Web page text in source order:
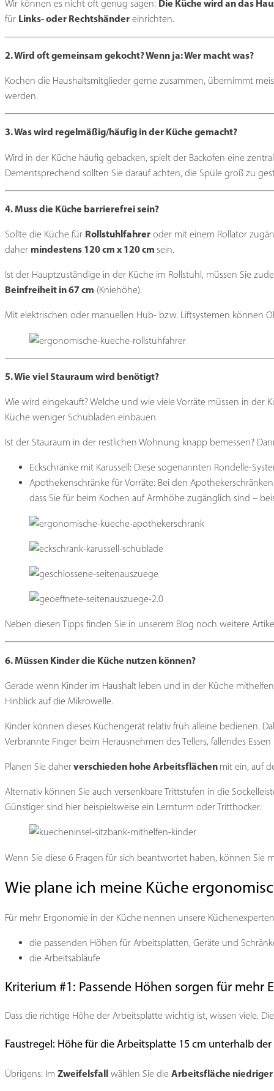
Wir können es nicht oft genug sagen: Die Küche wird an das
für Links- oder Rechtshänder einrichten.
2. Wird oft gemeinsam gekocht? Wenn ja: Wer macht was?
Kochen die Haushaltsmitglieder gerne zusammen, übernimmt
werden.
3. Was wird regelmäßig/häufig in der Küche gemacht?
Wird in der Küche häufig gebacken, spielt der Backofen eine
Dementsprechend sollten Sie darauf achten, die Spüle groß zu
4. Muss die Küche barrierefrei sein?
Sollte die Küche für Rollstuhlfahrer oder mit einem Rollator
daher mindestens 120 cm x 120 cm sein.
Ist der Hauptzuständige in der Küche im Rollstuhl, müssen Sie
Beinfreiheit in 67 cm (Kniehöhe).
Mit elektrischen oder manuellen Hub- bzw. Liftsystemen können
5. Wie viel Stauraum wird benötigt?
Wie wird eingekauft? Welche und wie viele Vorräte müssen in
Küche weniger Schubladen einbauen.
Ist der Stauraum in der restlichen Wohnung knapp bemessen?
Eckschränke mit Karussell: Diese sogenannten Rondelle-
Apothekenschränke für Vorräte: Bei den
dass Sie für beim Kochen auf Armhöhe zugänglich sind –
Neben diesen Tipps finden Sie in unserem Blog noch weitere
6. Müssen Kinder die Küche nutzen können?
Gerade wenn Kinder im Haushalt leben und in der Küche
Hinblick auf die Mikrowelle.
Kinder können dieses Küchengerät relativ früh alleine bedienen.
Verbrannte Finger beim Herausnehmen des Tellers, fallendes
Planen Sie daherverschieden hohe Arbeitsflächen mit ein, auf
Alternativ können Sie auch versenkbare Trittstufen in die
Günstiger sind hier beispielsweise ein Lernturm oder Tritthocker.
Wenn Sie diese 6 Fragen für sich beantwortet haben, können Sie
Wie plane ich meine Küche
Für mehr Ergonomie in der Küche nennen unsere
die passenden Höhen für Arbeitsplatten, Geräte und
die Arbeitsabläufe
Kriterium #1: Passende Höhen sorgen für mehr
Dass die richtige Höhe der Arbeitsplatte wichtig ist, wissen viele.
Faustregel: Höhe für die Arbeitsplatte 15 cm unterhalb
Übrigens: Im Zweifelsfall wählen Sie die Arbeitsfläche niedriger